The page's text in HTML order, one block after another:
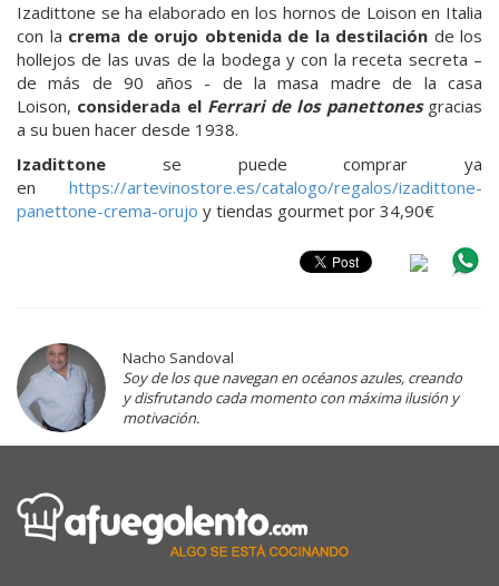
Izadittone se ha elaborado en los hornos de Loison en Italia
con la crema de orujo obtenida de la destilación de los
hollejos de las uvas de la bodega y con la receta secreta –
de más de 90 años - de la masa madre de la casa
Loison, considerada el Ferrari de los panettones gracias
a su buen hacer desde 1938.
Izadittone se puede comprar ya
en https://artevinostore.es/catalogo/regalos/izadittone-
panettone-crema-orujo y tiendas gourmet por 34,90€
Nacho Sandoval
Soy de los que navegan en océanos azules, creando
y disfrutando cada momento con máxima ilusión y
motivación.